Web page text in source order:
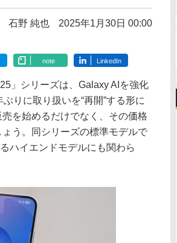
石野 純也 2025年1月30日 00:00
note LinkedIn
」シリーズは、Galaxy AIを強化
りに取り扱いを“再開”する形に
を始めるだけでなく、その価格
う。同シリーズの標準モデルで
ハイエンドモデルにも関わら